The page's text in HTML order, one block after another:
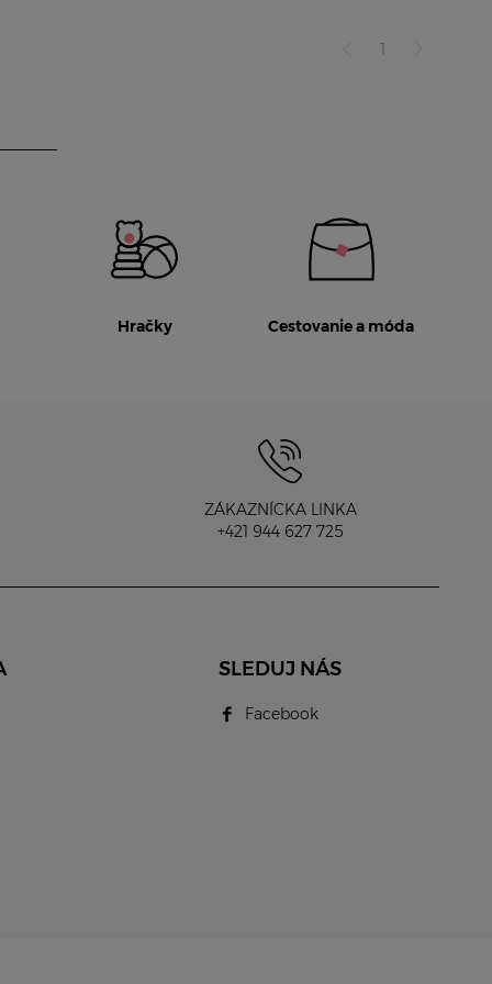
1
Hračky Cestovanie a móda
ZÁKAZNÍCKA LINKA
+421 944 627 725
SLEDUJ NÁS
Facebook